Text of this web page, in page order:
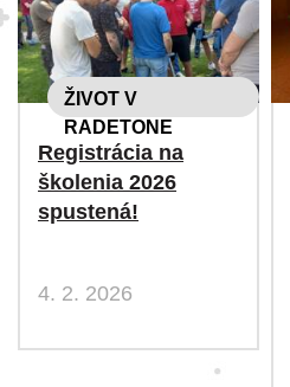
ŽIVOT V
RADETONE
Registrácia na
školenia 2026
spustená!
4. 2. 2026